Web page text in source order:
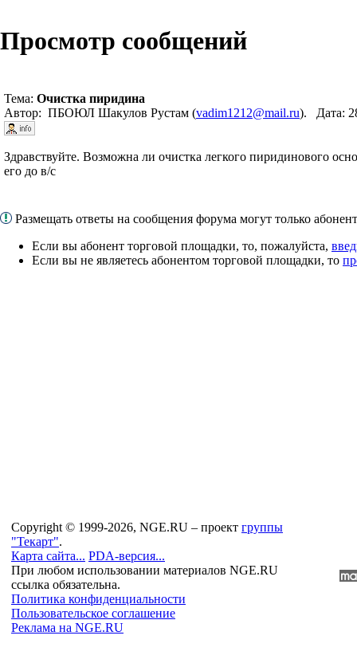
Просмотр сообщений
Тема: Очистка пиридина
Автор: ПБОЮЛ Шакулов Рустам (vadim1212@mail.ru). Дата:
Здравствуйте. Возможна ли очистка легкого пиридинового
его до в/с
Размещать ответы на сообщения форума могут только
Если вы абонент торговой площадки, то, пожалуйста,
Если вы не являетесь абонентом торговой площадки, то
Copyright © 1999-2026, NGE.RU – проект группы
"Текарт".
Карта сайта... PDA-версия...
При любом использовании материалов NGE.RU
ссылка обязательна.
Политика конфиденциальности
Пользовательское соглашение
Реклама на NGE.RU